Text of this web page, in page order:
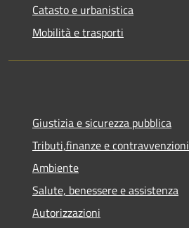
Catasto e urbanistica
Mobilità e trasporti
Giustizia e sicurezza pubblica
Tributi,finanze e contravvenzioni
Ambiente
Salute, benessere e assistenza
Autorizzazioni